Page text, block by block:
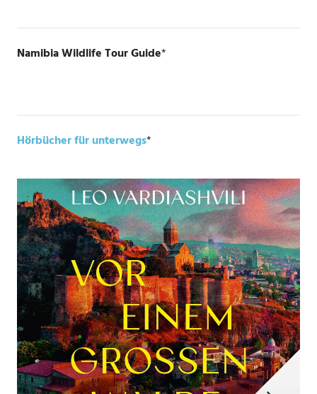
Namibia Wildlife Tour Guide*
Hörbücher für unterwegs*